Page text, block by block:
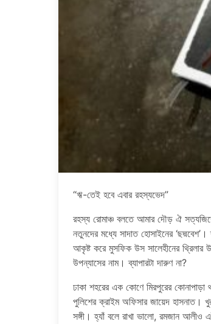
“ঋ-তেই হবে এবার রহস্যভেদ”
রহস্য রোমাঞ্চ বলতে আমার দৌড় ঐ
নতুনদের মধ্যে সাদাত হোসাইনের
আকৃষ্ট করে মুসফিক উস সালেহীনের
উপন্যাসের নাম। ব্যাপারটা দারুণ না?
ঢাকা শহরের এক কোণে মিরপুরের
পুলিশের ক্রাইম অফিসার জায়েদ হাসনাত।
সঙ্গী। হ্যাঁ বলে রাখা ভালো, রমজান